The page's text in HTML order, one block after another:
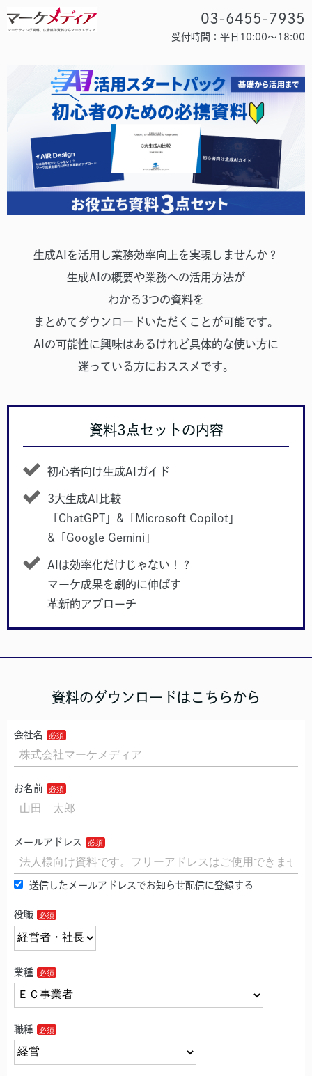
03-6455-7935
受付時間：平日10:00～18:00
生成AIを活用し業務効率向上を実現しませんか？
生成AIの概要や業務への活用方法が
わかる3つの資料を
まとめてダウンロードいただくことが可能です。
AIの可能性に興味はあるけれど具体的な使い方に
迷っている方におススメです。
資料3点セットの内容
初心者向け生成AIガイド
3大生成AI比較
「ChatGPT」&「Microsoft Copilot」
&「Google Gemini」
AIは効率化だけじゃない！？
マーケ成果を劇的に伸ばす
革新的アプローチ
資料のダウンロードはこちらから
会社名
お名前
メールアドレス
送信したメールアドレスでお知らせ配信に登録する
役職
業種
職種